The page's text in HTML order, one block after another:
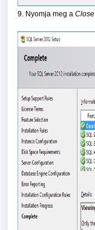
9. Nyomja meg a Close